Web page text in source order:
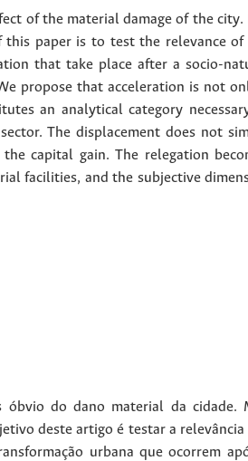
of the material damage of the city.
paper is to test the relevance of
that take place after a socio-
propose that acceleration is not
an analytical category
The displacement does not
capital gain. The relegation
facilities, and the subjective
óbvio do dano material da cidade.
deste artigo é testar a relevância
urbana que ocorrem